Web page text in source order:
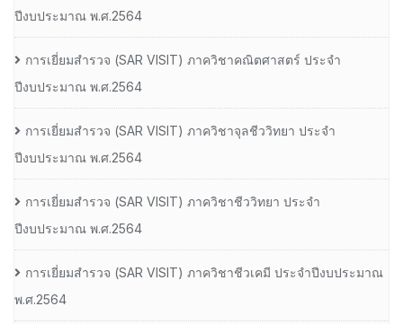
ปีงบประมาณ พ.ศ.2564
การเยี่ยมสํารวจ (SAR VISIT) ภาควิชาคณิตศาสตร์ ประจํา
ปีงบประมาณ พ.ศ.2564
การเยี่ยมสํารวจ (SAR VISIT) ภาควิชาจุลชีววิทยา ประจํา
ปีงบประมาณ พ.ศ.2564
การเยี่ยมสํารวจ (SAR VISIT) ภาควิชาชีววิทยา ประจํา
ปีงบประมาณ พ.ศ.2564
การเยี่ยมสํารวจ (SAR VISIT) ภาควิชาชีวเคมี ประจําปีงบประมาณ
พ.ศ.2564